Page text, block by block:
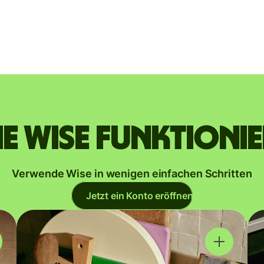
Wise
Verwende Wise in wenigen einfachen Schritten
Jetzt ein Konto eröffnen